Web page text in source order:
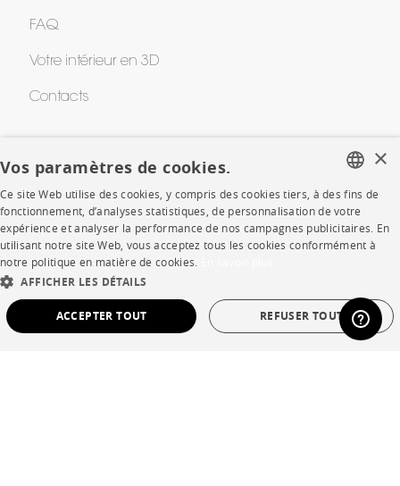
FAQ
Votre intérieur en 3D
Contacts
CORPORATE
Presse
Rejoignez-nous
Devenir concessionnaire
Contract
FRENCH
ENGLISH
SPANISH
×
Vos paramètres de cookies.
Ce site Web utilise des cookies, y compris des cookies tiers, à des fins de
fonctionnement, d’analyses statistiques, de personnalisation de votre
expérience et analyser la performance de nos campagnes publicitaires. En
utilisant notre site Web, vous acceptez tous les cookies conformément à
notre politique en matière de cookies.
AFFICHER LES DÉTAILS
ACCEPTER TOUT REFUSER TOUT